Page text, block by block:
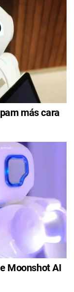
más cara
Moonshot AI